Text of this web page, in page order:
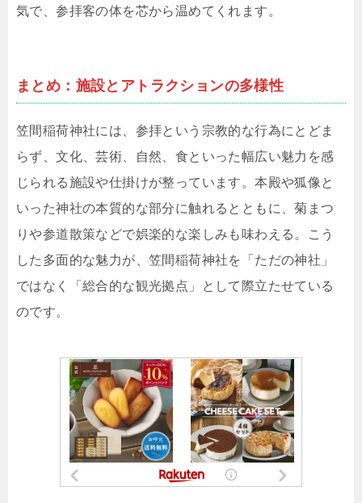
気で、参拝客の体を芯から温めてくれます。
まとめ：施設とアトラクションの多様性
笠間稲荷神社には、参拝という宗教的な行為にとどま
らず、文化、芸術、自然、食といった幅広い魅力を感
じられる施設や仕掛けが整っています。本殿や狐像と
いった神社の本質的な部分に触れるとともに、菊まつ
りや参道散策などで娯楽的な楽しみも味わえる。こう
した多面的な魅力が、笠間稲荷神社を「ただの神社」
ではなく「総合的な観光拠点」として際立たせている
のです。